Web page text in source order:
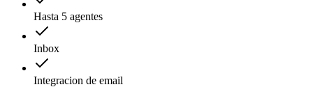
Hasta 5 agentes
Inbox
Integracion de email